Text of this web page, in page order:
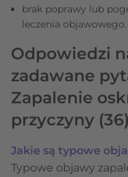
brak poprawy lub
leczenia objawowego.
Odpowiedzi
zadawane
Zapalenie
przyczyny (36)
Jakie są typowe
Typowe objawy